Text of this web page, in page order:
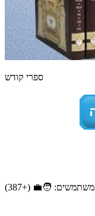
ספרי קודש
משתמשים: 🧑‍💼 (+387)